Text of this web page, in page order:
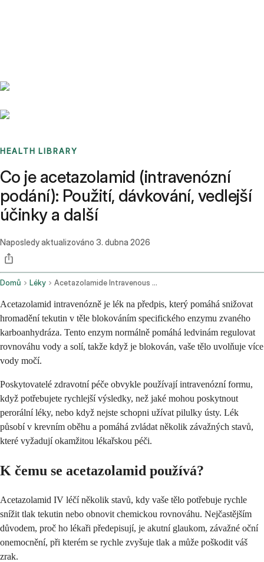
HEALTH LIBRARY
Co je acetazolamid (intravenózní
podání): Použití, dávkování, vedlejší
účinky a další
Naposledy aktualizováno 3. dubna 2026
Domů Léky Acetazolamide Intravenous Route
Acetazolamid intravenózně je lék na předpis, který pomáhá snižovat
hromadění tekutin v těle blokováním specifického enzymu zvaného
karboanhydráza. Tento enzym normálně pomáhá ledvinám regulovat
rovnováhu vody a solí, takže když je blokován, vaše tělo uvolňuje více
vody močí.
Poskytovatelé zdravotní péče obvykle používají intravenózní formu,
když potřebujete rychlejší výsledky, než jaké mohou poskytnout
perorální léky, nebo když nejste schopni užívat pilulky ústy. Lék
působí v krevním oběhu a pomáhá zvládat několik závažných stavů,
které vyžadují okamžitou lékařskou péči.
K čemu se acetazolamid používá?
Acetazolamid IV léčí několik stavů, kdy vaše tělo potřebuje rychle
snížit tlak tekutin nebo obnovit chemickou rovnováhu. Nejčastějším
důvodem, proč ho lékaři předepisují, je akutní glaukom, závažné oční
onemocnění, při kterém se rychle zvyšuje tlak a může poškodit váš
zrak.